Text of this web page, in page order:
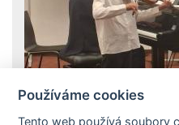
Používáme cookies
Tento web používá soubory